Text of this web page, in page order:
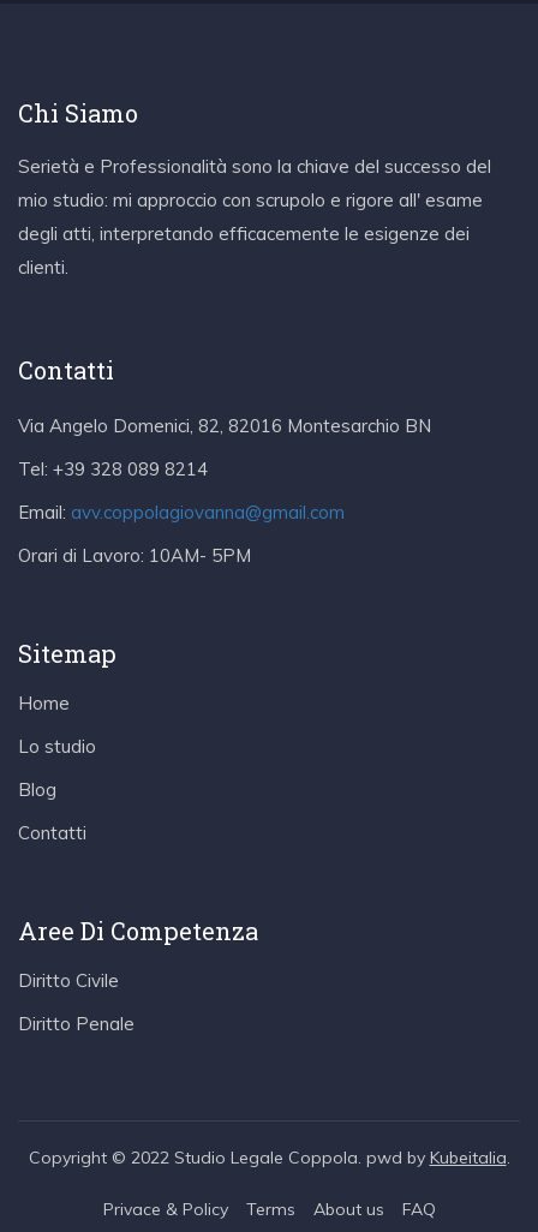
Chi Siamo
Serietà e Professionalità sono la chiave del successo del
mio studio: mi approccio con scrupolo e rigore all' esame
degli atti, interpretando efficacemente le esigenze dei
clienti.
Contatti
Via Angelo Domenici, 82, 82016 Montesarchio BN
Tel: +39 328 089 8214
Email: avv.coppolagiovanna@gmail.com
Orari di Lavoro: 10AM- 5PM
Sitemap
Home
Lo studio
Blog
Contatti
Aree Di Competenza
Diritto Civile
Diritto Penale
Copyright © 2022 Studio Legale Coppola. pwd by Kubeitalia.
Privace & Policy Terms About us FAQ